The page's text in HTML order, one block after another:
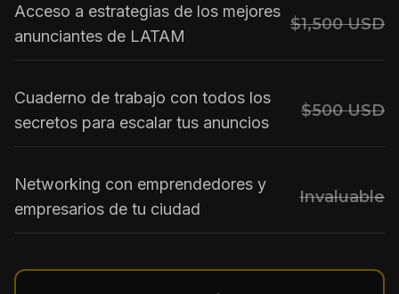
Acceso a estrategias de los mejores
anunciantes de LATAM
$1,500 USD
Cuaderno de trabajo con todos los
secretos para escalar tus anuncios
$500 USD
Networking con emprendedores y
empresarios de tu ciudad
Invaluable